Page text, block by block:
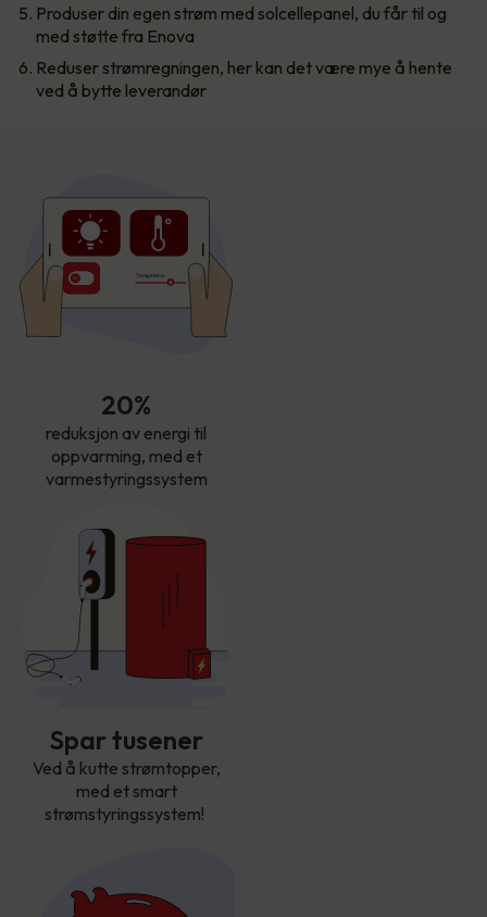
Produser din egen strøm med solcellepanel, du får til og
med støtte fra Enova
Reduser strømregningen, her kan det være mye å hente
ved å bytte leverandør
Temperatur
20%
reduksjon av energi til
oppvarming, med et
varmestyringssystem
Spar tusener
Ved å kutte strømtopper,
med et smart
strømstyringssystem!